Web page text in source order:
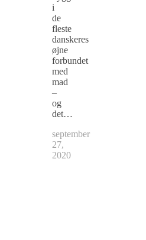
i
de
fleste
danskeres
øjne
forbundet
med
mad
–
og
det…
september
27,
2020